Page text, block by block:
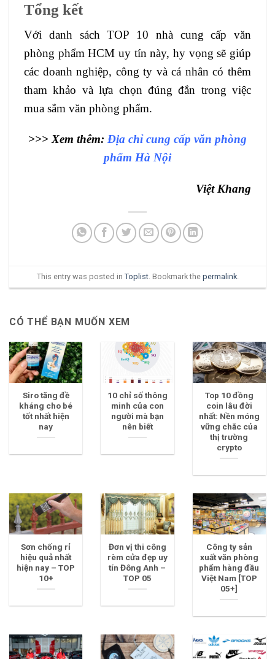
Tổng kết
Với danh sách TOP 10 nhà cung cấp văn
phòng phẩm HCM uy tín này, hy vọng sẽ giúp
các doanh nghiệp, công ty và cá nhân có thêm
tham khảo và lựa chọn đúng đắn trong việc
mua sắm văn phòng phẩm.
>>> Xem thêm: Địa chỉ cung cấp văn phòng
phẩm Hà Nội
Việt Khang
This entry was posted in Toplist. Bookmark the permalink.
CÓ THỂ BẠN MUỐN XEM
Siro tăng đề
kháng cho bé
tốt nhất hiện
nay
10 chỉ số thông
minh của con
người mà bạn
nên biết
Top 10 đồng
coin lâu đời
nhất: Nền móng
vững chắc của
thị trường
crypto
Sơn chống rỉ
hiệu quả nhất
hiện nay – TOP
10+
Đơn vị thi công
rèm cửa đẹp uy
tín Đông Anh –
TOP 05
Công ty sản
xuất văn phòng
phẩm hàng đầu
Việt Nam [TOP
05+]